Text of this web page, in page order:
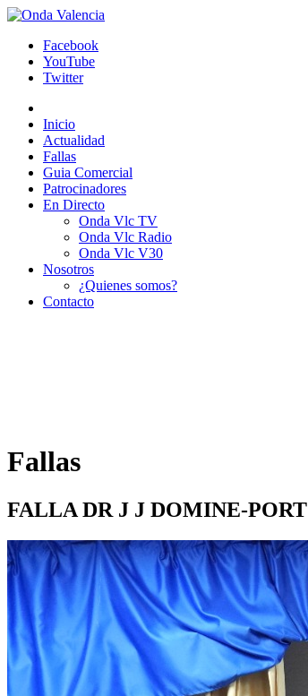
Facebook
YouTube
Twitter
Inicio
Actualidad
Fallas
Guia Comercial
Patrocinadores
En Directo
Onda Vlc TV
Onda Vlc Radio
Onda Vlc V30
Nosotros
¿Quienes somos?
Contacto
Fallas
FALLA DR J J DOMINE-PORT